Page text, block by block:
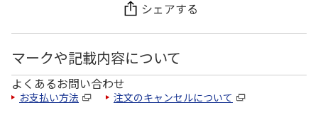
シェアする
マークや記載内容について
よくあるお問い合わせ
お支払い方法 注文のキャンセルについて